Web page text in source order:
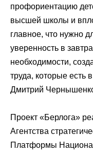
профориентацию
высшей школы и
главное, что нужно
уверенность в
необходимости,
труда, которые есть
Дмитрий
Проект «Берлога»
Агентства
Платформы